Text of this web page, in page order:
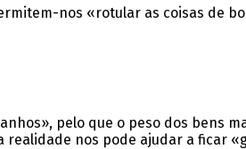
nos «rotular as coisas de
pelo que o peso dos bens
realidade nos pode ajudar a ficar